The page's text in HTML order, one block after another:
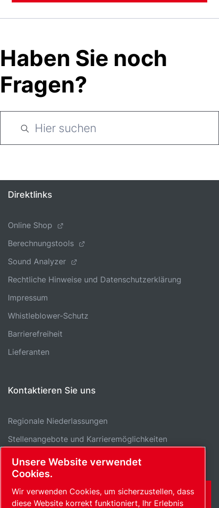
Haben Sie noch
Fragen?
Direktlinks
Online Shop
Berechnungstools
Sound Analyzer
Rechtliche Hinweise und Datenschutzerklärung
Impressum
Whistleblower-Schutz
Barrierefreiheit
Lieferanten
Kontaktieren Sie uns
Regionale Niederlassungen
Stellenangebote und Karrieremöglichkeiten
KONTAKTFORMULAR
Unsere Website verwendet
Cookies.
Wir verwenden Cookies, um sicherzustellen, dass
diese Website korrekt funktioniert, Ihr Erlebnis